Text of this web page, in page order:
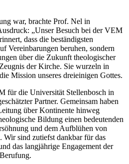
war, brachte Prof. Nel in
„Unser Besuch bei der VEM
dass die beständigsten
Vereinbarungen beruhen, sondern
über die Zukunft theologischer
der Kirche. Sie wurzeln in
Mission unseres dreieinigen Gottes.
für die Universität Stellenbosch in
Partner. Gemeinsam haben
über Kontinente hinweg
Bildung einen bedeutenden
und dem Aufblühen von
Wir sind zutiefst dankbar für das
das langjährige Engagement der